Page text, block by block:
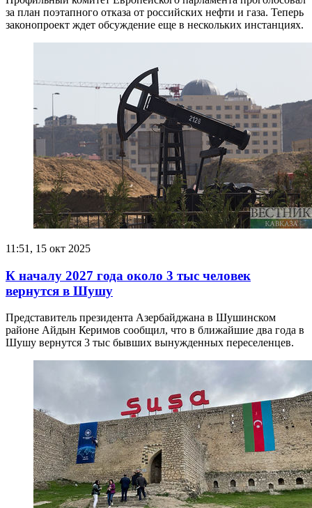
за план поэтапного отказа от российских нефти и газа. Теперь
законопроект ждет обсуждение еще в нескольких инстанциях.
11:51, 15 окт 2025
К началу 2027 года около 3 тыс человек
вернутся в Шушу
Представитель президента Азербайджана в Шушинском
районе Айдын Керимов сообщил, что в ближайшие два года в
Шушу вернутся 3 тыс бывших вынужденных переселенцев.